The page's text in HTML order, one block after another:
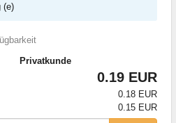
(e)
Privatkunde
0.19 EUR
0.18 EUR
0.15 EUR